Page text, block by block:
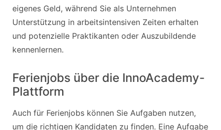
eigenes Geld, während Sie als Unternehmen
Unterstützung in arbeitsintensiven Zeiten erhalten
und potenzielle Praktikanten oder Auszubildende
kennenlernen.
Ferienjobs über die InnoAcademy-
Plattform
Auch für Ferienjobs können Sie Aufgaben nutzen,
um die richtigen Kandidaten zu finden. Eine Aufgabe